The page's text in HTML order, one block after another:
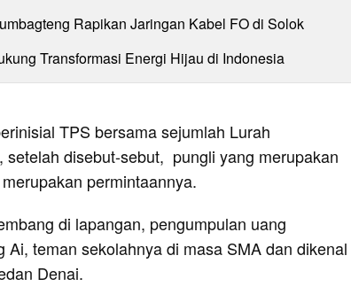
Rapikan Jaringan Kabel FO di Solok
Transformasi Energi Hijau di Indonesia
TPS bersama sejumlah Lurah
setelah disebut-sebut, pungli yang merupakan
permintaannya.
di lapangan, pengumpulan uang
Ai, teman sekolahnya di masa SMA dan dikenal
Denai.